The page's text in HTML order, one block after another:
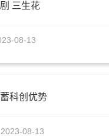
三生花
08-13
科创优势
2023-08-13